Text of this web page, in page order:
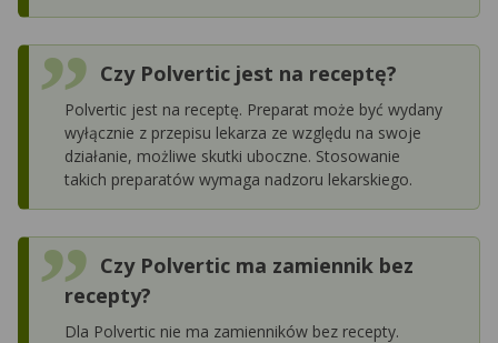
Czy Polvertic jest na receptę?
Polvertic jest na receptę. Preparat może być wydany
wyłącznie z przepisu lekarza ze względu na swoje
działanie, możliwe skutki uboczne. Stosowanie
takich preparatów wymaga nadzoru lekarskiego.
Czy Polvertic ma zamiennik bez
recepty?
Dla Polvertic nie ma zamienników bez recepty.